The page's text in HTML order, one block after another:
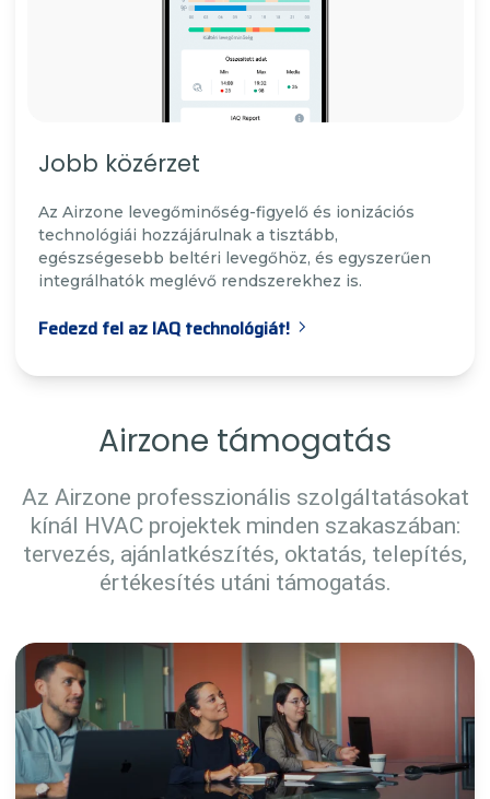
Jobb közérzet
Az Airzone levegőminőség-figyelő és ionizációs
technológiái hozzájárulnak a tisztább,
egészségesebb beltéri levegőhöz, és egyszerűen
integrálhatók meglévő rendszerekhez is.
Fedezd fel az IAQ technológiát!
Airzone támogatás
Az Airzone professzionális szolgáltatásokat
kínál HVAC projektek minden szakaszában:
tervezés, ajánlatkészítés, oktatás, telepítés,
értékesítés utáni támogatás.